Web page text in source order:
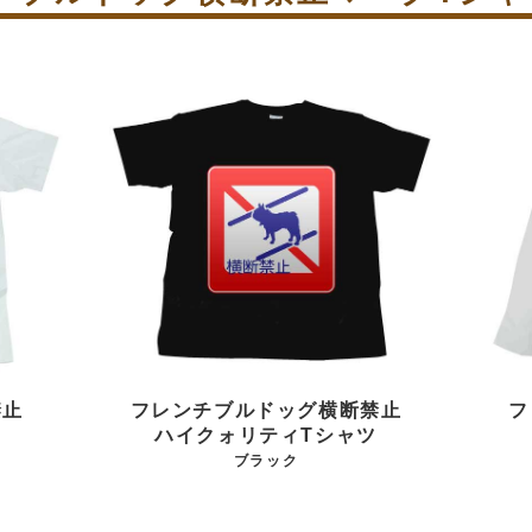
フレンチブルドッグ横断禁止
ハイクォリティTシャツ
ブラック